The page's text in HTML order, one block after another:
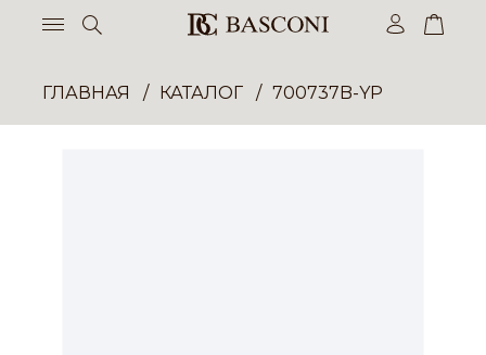
ГЛАВНАЯ КАТАЛОГ 700737B-YP